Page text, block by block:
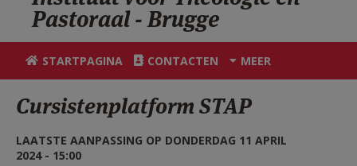
KERK
VIERINGEN
ZOEKEN
HULP
Pastoraal - Brugge
STARTPAGINA CONTACTEN MEER
Cursistenplatform STAP
LAATSTE AANPASSING OP DONDERDAG 11 APRIL
2024 - 15:00